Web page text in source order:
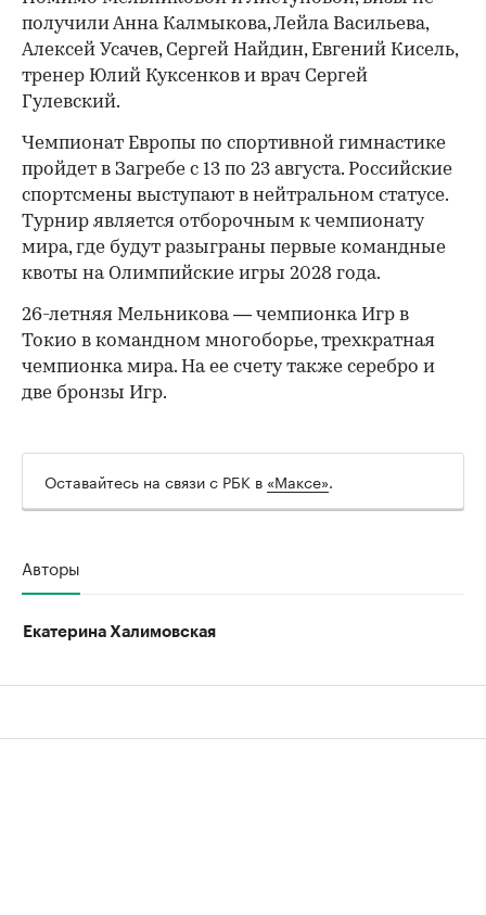
получили Анна Калмыкова, Лейла Васильева,
Алексей Усачев, Сергей Найдин, Евгений Кисель,
тренер Юлий Куксенков и врач Сергей
Гулевский.
Чемпионат Европы по спортивной гимнастике
пройдет в Загребе с 13 по 23 августа. Российские
спортсмены выступают в нейтральном статусе.
Турнир является отборочным к чемпионату
мира, где будут разыграны первые командные
квоты на Олимпийские игры 2028 года.
26-летняя Мельникова — чемпионка Игр в
Токио в командном многоборье, трехкратная
чемпионка мира. На ее счету также серебро и
две бронзы Игр.
Оставайтесь на связи с РБК в «Максе».
Авторы
Екатерина Халимовская